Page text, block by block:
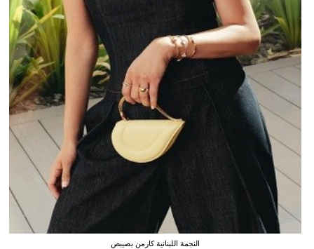
النجمة اللبنانية كارمن بصيبص